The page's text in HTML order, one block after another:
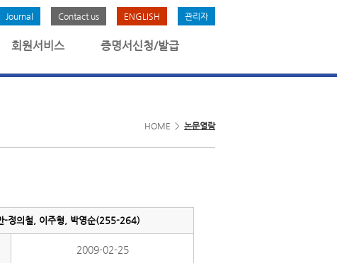
Journal Contact us ENGLISH 관리자
회원서비스 증명서신청/발급
HOME > 논문열람
-정의철, 이주형, 박영순(255-264)
2009-02-25